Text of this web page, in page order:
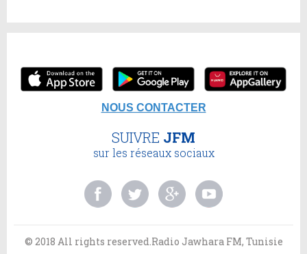
NOUS CONTACTER
SUIVRE JFM
sur les réseaux sociaux
© 2018 All rights reserved.Radio Jawhara FM, Tunisie